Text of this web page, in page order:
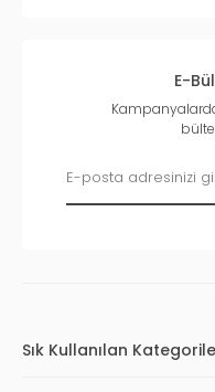
E-
Sık Kullanılan